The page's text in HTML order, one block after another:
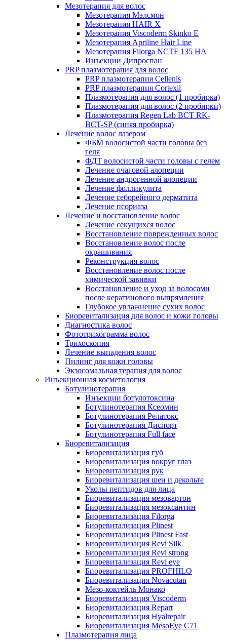
Мезотерапия для волос
Мезотерапия Мэлсмон
Мезотерапия HAIR X
Мезотерапия Viscoderm Skinko E
Мезотерапия Apriline Hair Line
Мезотерапия Filorga NCTF 135 HA
Инъекции Дипроспан
PRP плазмотерапия для волос
PRP плазмотерапия Cellenis
PRP плазмотерапия Cortexil
Плазмотерапия для волос (1 пробирка)
Плазмотерапия для волос (2 пробирки)
Плазмотерапия Regen Lab BCT RK-
BCT-SP (синяя пробирка)
Лечение волос лазером
ФБМ волосистой части головы без
геля
ФДТ волосистой части головы с гелем
Лечение очаговой алопеции
Лечение андрогенной алопеции
Лечение фолликулита
Лечение себорейного дерматита
Лечение псориаза
Лечение и восстановление волос
Лечение секущихся волос
Восстановление поврежденных волос
Восстановление волос после
окрашивания
Реконструкция волос
Восстановление волос после
химической завивки
Восстановление и уход за волосами
после кератинового выпрямления
Глубокое увлажнение сухих волос
Биоревитализация для волос и кожи головы
Диагностика волос
Фототрихограмма волос
Трихоскопия
Лечение выпадения волос
Пилинг для кожи головы
Экзосомальная терапия для волос
Инъекционная косметология
Ботулинотерапия
Инъекции ботулотоксина
Ботулинотерапия Ксеомин
Ботулинотерапия Релатокс
Ботулинотерапия Диспорт
Ботулинотерапия Full face
Биоревитализация
Биоревитализация губ
Биоревитализация вокруг глаз
Биоревитализация рук
Биоревитализация шеи и декольте
Уколы пептидов для лица
Биоревитализация мезовартон
Биоревитализация мезоксантин
Биоревитализация Filorga
Биоревитализация Plinest
Биоревитализация Plinest Fast
Биоревитализация Revi Silk
Биоревитализация Revi strong
Биоревитализация Revi eye
Биоревитализация PROFHILO
Биоревитализация Novacutan
Мезо-коктейль Монако
Биоревитализация Viscoderm
Биоревитализация Repart
Биоревитализация Hyalrepair
Биоревитализация MesoEye C71
Плазмотерапия лица